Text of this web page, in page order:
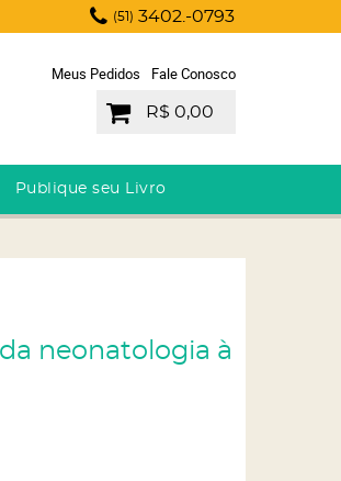
(51) 3402.-0793
Meus Pedidos Fale Conosco
R$ 0,00
Publique seu Livro
neonatologia à